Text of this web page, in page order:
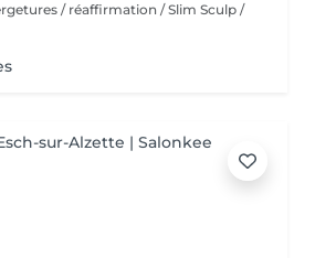
/ réaffirmation / Slim Sculp /